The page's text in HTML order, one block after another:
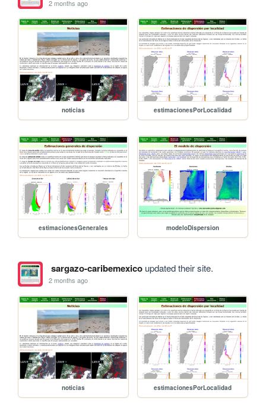
2 months ago
noticias estimacionesPorLocalidad
estimacionesGenerales modeloDispersion
sargazo-caribemexicoupdated their site.
2 months ago
noticias estimacionesPorLocalidad